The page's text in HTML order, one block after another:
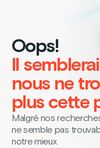
Oops!
Il
nous ne
plus cette
Malgré nos
ne semble pas
notre mieux